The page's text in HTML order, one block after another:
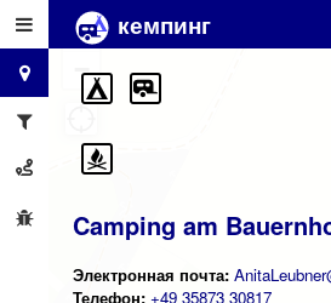
кемпинг
Camping am
Электронная почта:
Телефон: +49 35873 30817
+
−